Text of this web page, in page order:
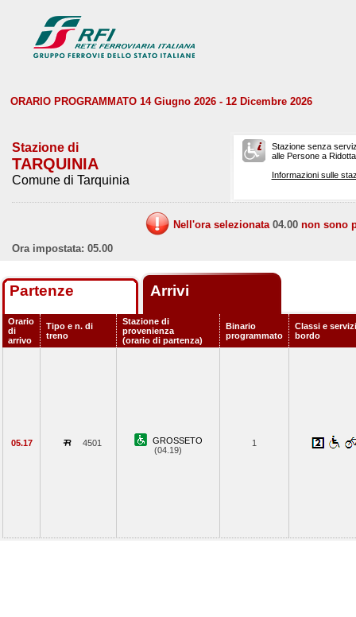
ORARIO PROGRAMMATO 14 Giugno 2026 - 12 Dicembre 2026
Stazione di
TARQUINIA
Comune di Tarquinia
Stazione senza
alle Persone a
Informazioni sulle
Nell'ora selezionata 04.00 non sono
Ora impostata: 05.00
Partenze Arrivi
Orario
di
arrivo
Tipo e n. di
treno
Stazione di
provenienza
(orario di partenza)
Binario
programmato
Classi e
bordo
05.17 4501
GROSSETO
(04.19)
1